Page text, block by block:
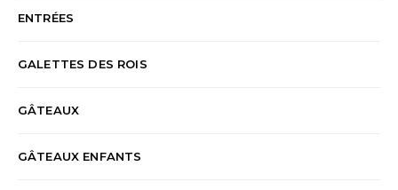
ENTRÉES
GALETTES DES ROIS
GÂTEAUX
GÂTEAUX ENFANTS